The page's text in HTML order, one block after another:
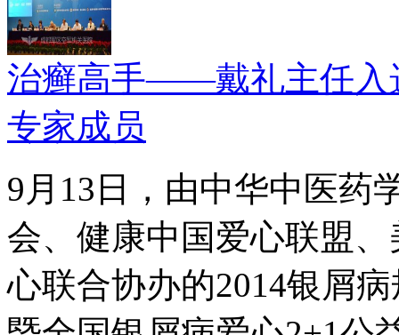
治癣高手——戴礼主任入
专家成员
9月13日，由中华中医药
会、健康中国爱心联盟
心联合协办的2014银屑